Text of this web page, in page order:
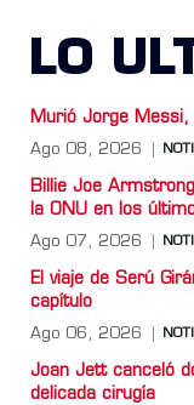
LO
Murió Jorge Messi,
Ago 08, 2026
Billie Joe
la ONU en los
Ago 07, 2026
El viaje de Serú
capítulo
Ago 06, 2026
Joan Jett canceló
delicada cirugía